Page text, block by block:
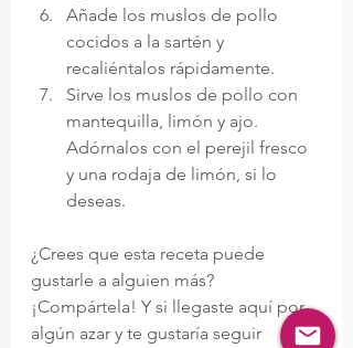
Añade los muslos de pollo
cocidos a la sartén y
recaliéntalos rápidamente.
Sirve los muslos de pollo con
mantequilla, limón y ajo.
Adórnalos con el perejil fresco
y una rodaja de limón, si lo
deseas.
¿Crees que esta receta puede
gustarle a alguien más?
¡Compártela! Y si llegaste aquí por
algún azar y te gustaría seguir